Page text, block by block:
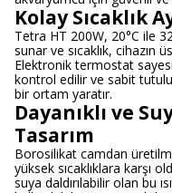
Kolay Sıcaklık
Tetra HT 200W, 20°C ile
sunar ve sıcaklık, cihazın
Elektronik termostat
kontrol edilir ve sabit
bir ortam yaratır.
Dayanıklı ve
Tasarım
Borosilikat camdan
yüksek sıcaklıklara karşı
suya daldırılabilir olan bu